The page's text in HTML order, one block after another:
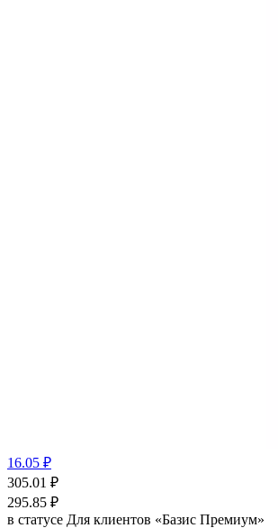
16.05 ₽
305.01 ₽
295.85 ₽
в статусе Для клиентов «Базис Премиум»